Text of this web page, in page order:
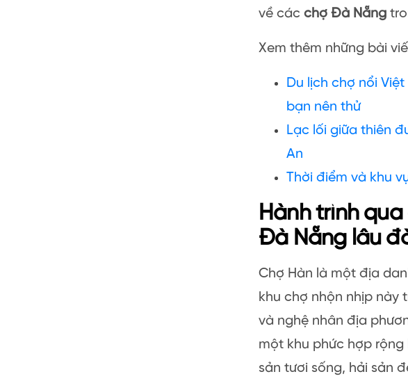
về các chợ Đà Nẵng
Xem thêm những bài
Du lịch chợ nổi
bạn nên thử
Lạc lối giữa thiên
An
Thời điểm và khu
Hành trình
Đà Nẵng lâu
Chợ Hàn là một địa
khu chợ nhộn nhịp này
và nghệ nhân địa
một khu phức hợp
sản tươi sống, hải sản